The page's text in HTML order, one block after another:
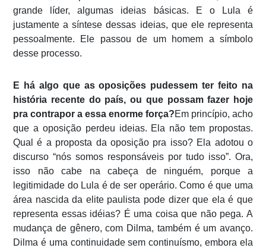
grande líder, algumas ideias básicas. E o Lula é
justamente a síntese dessas ideias, que ele representa
pessoalmente. Ele passou de um homem a símbolo
desse processo.
E há algo que as oposições pudessem ter feito na
história recente do país, ou que possam fazer hoje
pra contrapor a essa enorme força?Em princípio, acho
que a oposição perdeu ideias. Ela não tem propostas.
Qual é a proposta da oposição pra isso? Ela adotou o
discurso “nós somos responsáveis por tudo isso”. Ora,
isso não cabe na cabeça de ninguém, porque a
legitimidade do Lula é de ser operário. Como é que uma
área nascida da elite paulista pode dizer que ela é que
representa essas idéias? É uma coisa que não pega. A
mudança de gênero, com Dilma, também é um avanço.
Dilma é uma continuidade sem continuísmo, embora ela